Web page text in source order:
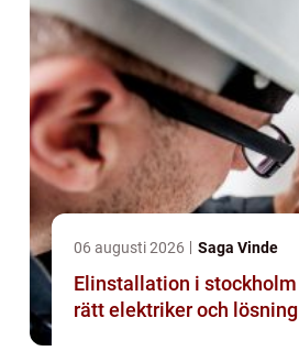
06 augusti 2026 Saga Vinde
Elinstallation i stockholm så väljer du
rätt elektriker och lösning